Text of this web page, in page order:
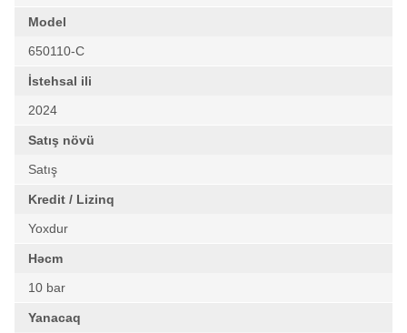
Model
650110-C
İstehsal ili
2024
Satış növü
Satış
Kredit / Lizinq
Yoxdur
Həcm
10 bar
Yanacaq